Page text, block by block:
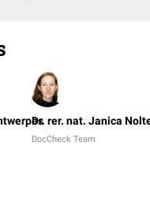
Dr. rer. nat. Janica
DocCheck Team